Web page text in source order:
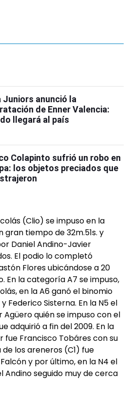
Juniors anunció la
de Enner Valencia:
llegará al país
Colapinto sufrió un robo en
los objetos preciados que
(Clio) se impuso en la
tiempo de 32m.51s. y
Daniel Andino-Javier
El podio lo completó
Flores ubicándose a 20
En la categoría A7 se impuso,
en la A6 ganó el binomio
Federico Sisterna. En la N5 el
Agüero quién se impuso con el
adquirió a fin del 2009. En la
fue Francisco Tobáres con su
los areneros (C1) fue
y por último, en la N4 el
Andino seguido muy de cerca